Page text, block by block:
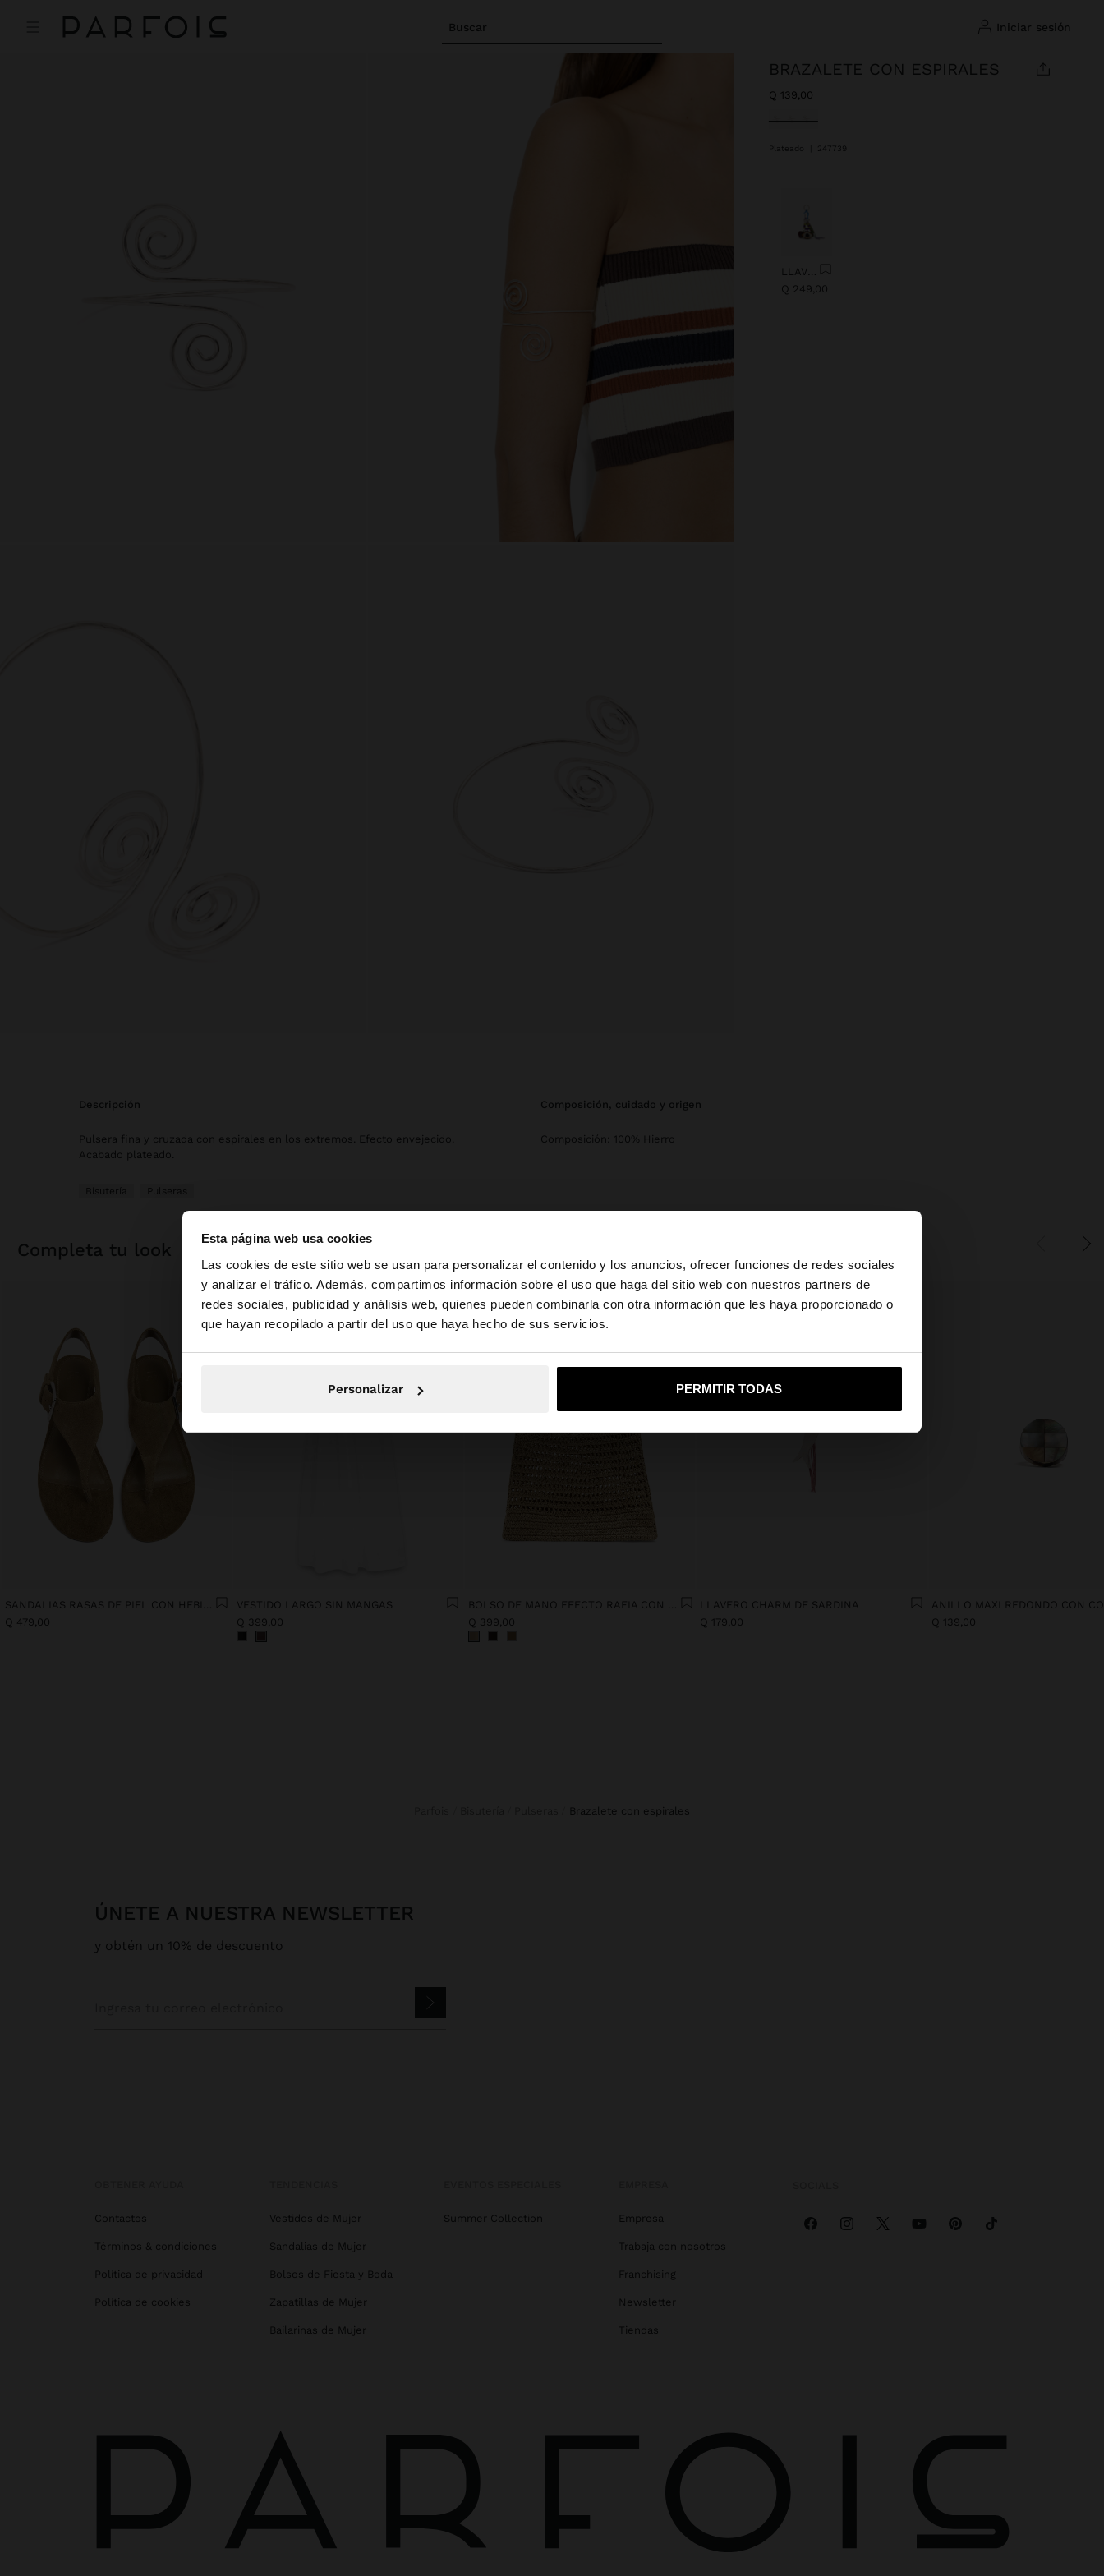
Esta página web usa cookies
Las cookies de este sitio web se usan para personalizar el contenido y los anuncios, ofrecer funciones de redes sociales
y analizar el tráfico. Además, compartimos información sobre el uso que haga del sitio web con nuestros partners de
redes sociales, publicidad y análisis web, quienes pueden combinarla con otra información que les haya proporcionado o
que hayan recopilado a partir del uso que haya hecho de sus servicios.
Personalizar PERMITIR TODAS
Buscar iniciar sesión
hola ×
Estás accediendo a la web de Guatemala. ¿Quieres ir a la web de United States?
No, continuar en la web de Guatemala Sí, llévame a United States
BRAZALETE CON ESPIRALES
Q 139,00
Seleccionado
Plateado 247739
Q 249,00
descripción
Pulsera fina y cruzada con espirales en los extremos. Efecto envejecido.
Acabado plateado.
Bisutería Pulseras
composición, cuidado y origen
Composición: 100% Hierro
completa tu look
Q 479,00
VESTIDO LARGO SIN MANGAS
Q 399,00
Q 399,00
LLAVERO CHARM DE SARDINA
Q 179,00
Q 139,00
brazalete con espirales
ÚNETE A NUESTRA NEWSLETTER
y obtén un 10% de descuento
Contactos
Términos & condiciones
Política de privacidad
Política de cookies
Vestidos de Mujer
Sandalias de Mujer
Bolsos de Fiesta y Boda
Zapatillas de Mujer
Bailarinas de Mujer
Summer Collection Empresa
Trabaja con nosotros
Franchising
Newsletter
Tiendas